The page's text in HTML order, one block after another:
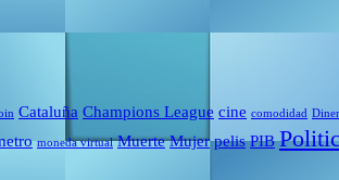
Cataluña Champions League cine comodidad
moneda virtual Muerte Mujer pelis PIB